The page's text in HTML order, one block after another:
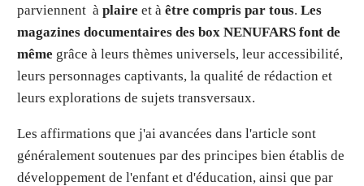
parviennent à plaire et à être compris par tous. Les
magazines documentaires des box NENUFARS font de
même grâce à leurs thèmes universels, leur accessibilité,
leurs personnages captivants, la qualité de rédaction et
leurs explorations de sujets transversaux.
Les affirmations que j'ai avancées dans l'article sont
généralement soutenues par des principes bien établis de
développement de l'enfant et d'éducation, ainsi que par